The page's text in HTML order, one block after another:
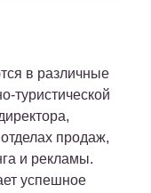
в различные
туристической
продаж,
и рекламы.
успешное